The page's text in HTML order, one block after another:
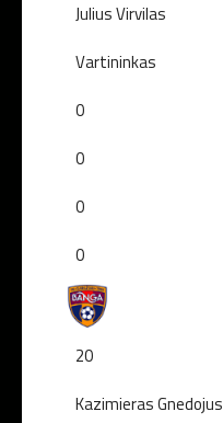
Julius Virvilas
Vartininkas
0
0
0
0
20
Kazimieras Gnedojus